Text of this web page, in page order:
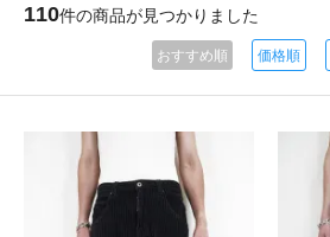
110件の商品が見つかりました
おすすめ順 価格順